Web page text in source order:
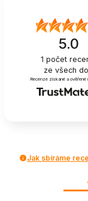
5.0
1 počet
ze všech
Recenze získané a ověřené
Jak sbíráme